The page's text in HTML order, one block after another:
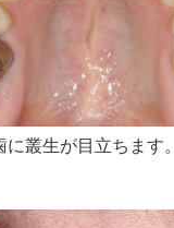
叢生が目立ちます。